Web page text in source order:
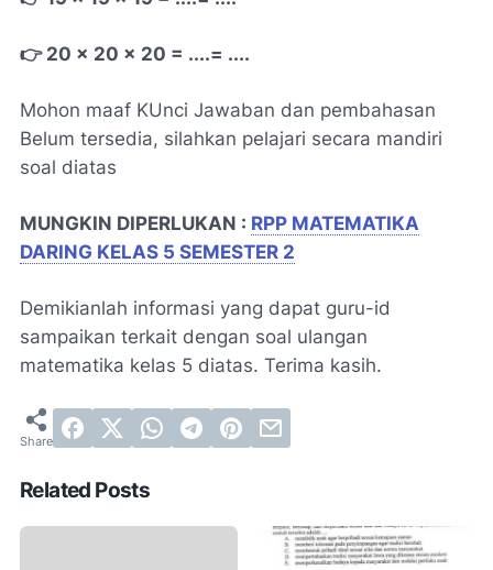
👉 20 x 20 x 20 = ....= ....
Mohon maaf KUnci Jawaban dan pembahasan
Belum tersedia, silahkan pelajari secara mandiri
soal diatas
MUNGKIN DIPERLUKAN : RPP MATEMATIKA
DARING KELAS 5 SEMESTER 2
Demikianlah informasi yang dapat guru-id
sampaikan terkait dengan soal ulangan
matematika kelas 5 diatas. Terima kasih.
Related Posts